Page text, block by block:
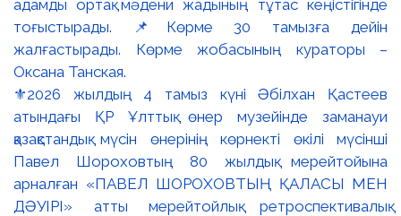
⚜️2026 жылдың 4 тамыз күні Әбілхан Қастеев
атындағы ҚР Ұлттық өнер музейінде заманауи
қазақстандық мүсін өнерінің көрнекті өкілі мүсінші
Павел Шороховтың 80 жылдық мерейтойына
арналған «ПАВЕЛ ШОРОХОВТЫҢ ҚАЛАСЫ МЕН
ДӘУІРІ» атты мерейтойлық ретроспективалық